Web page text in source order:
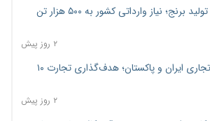
پیش‌بینی افزایش تولید برنج؛ نیاز وارداتی کشور به ۵۰۰ هزار تن
۲ روز پیش
امضای تفاهم‌نامه تجاری ایران و پاکستان؛ هدف‌گذاری تجارت ۱۰
۲ روز پیش